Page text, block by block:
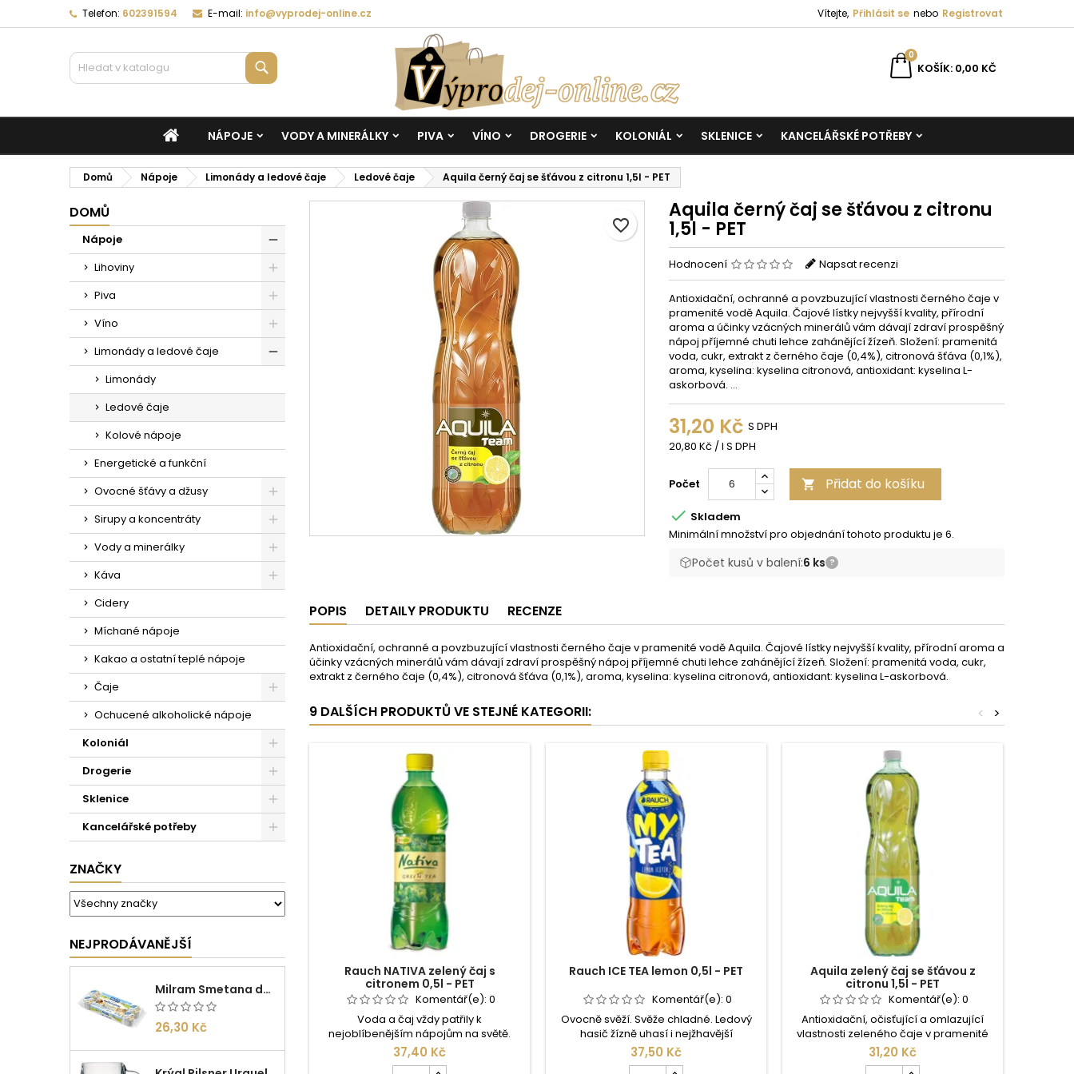
Telefon: 602391594 E-mail: info@vyprodej-online.cz Vítejte, Přihlásit se nebo Registrovat
KOŠÍK
0
0,00 KČ
DOMŮNÁPOJE VODY A MINERÁLKY PIVA VÍNO DROGERIE KOLONIÁL SKLENICE KANCELÁŘSKÉ POTŘEBY
Domů Nápoje Limonády a ledové čaje Ledové čaje Aquila černý čaj se šťávou z citronu 1,5l - PET
DOMŮ
Nápoje
Lihoviny
Piva
Víno
Limonády a ledové čaje
Limonády
Ledové čaje
Kolové nápoje
Energetické a funkční
Ovocné šťávy a džusy
Sirupy a koncentráty
Vody a minerálky
Káva
Cidery
Míchané nápoje
Kakao a ostatní teplé nápoje
Čaje
Ochucené alkoholické nápoje
Koloniál
Drogerie
Sklenice
Kancelářské potřeby
ZNAČKY
NEJPRODÁVANĚJŠÍ
Milram Smetana do kávy Irish Cream 14g/10ks
26,30 Kč
Aquila černý čaj se šťávou z citronu
1,5l - PET
Hodnocení Napsat recenzi
Antioxidační, ochranné a povzbuzující vlastnosti černého čaje v
pramenité vodě Aquila. Čajové lístky nejvyšší kvality, přírodní
aroma a účinky vzácných minerálů vám dávají zdraví prospěšný
nápoj příjemné chuti lehce zahánějící žízeň. Složení: pramenitá
voda, cukr, extrakt z černého čaje (0,4%), citronová šťáva (0,1%),
aroma, kyselina: kyselina citronová, antioxidant: kyselina L-
askorbová. ...
31,20 Kč S DPH
20,80 Kč / l S DPH
Počet  Přidat do košíku
favorite_border
 Skladem
Minimální množství pro objednání tohoto produktu je 6.
Počet kusů v balení:6 ks ?
POPIS DETAILY PRODUKTU RECENZE
Antioxidační, ochranné a povzbuzující vlastnosti černého čaje v pramenité vodě Aquila. Čajové lístky nejvyšší kvality, přírodní aroma a
účinky vzácných minerálů vám dávají zdraví prospěšný nápoj příjemné chuti lehce zahánějící žízeň. Složení: pramenitá voda, cukr,
extrakt z černého čaje (0,4%), citronová šťáva (0,1%), aroma, kyselina: kyselina citronová, antioxidant: kyselina L-askorbová.
9 DALŠÍCH PRODUKTŮ VE STEJNÉ KATEGORII: >
<
Rauch NATIVA zelený čaj s
citronem 0,5l - PET
Komentář(e): 0
Voda a čaj vždy patřily k
nejoblíbenějším nápojům na světě.
Rauch NATIVA tyto staré zvyklosti v pití
znovu objevil. A tím oživil novou kulturu
37,40 Kč
Rauch ICE TEA lemon 0,5l - PET
Komentář(e): 0
Ovocně svěží. Svěže chladné. Ledový
hasič žízně uhasí i nejžhavější
problémy. Rauch ICE TEA je přírodní
variantou tradičního softdrinku a
37,50 Kč
Aquila zelený čaj se šťávou z
citronu 1,5l - PET
Komentář(e): 0
Antioxidační, očisťující a omlazující
vlastnosti zeleného čaje v pramenité
vodě Aquila. Čajové lístky nejvyšší
kvality, přírodní aroma a účinky
31,20 Kč